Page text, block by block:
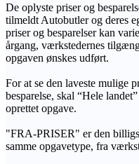
De oplyste priser og
tilmeldt Autobutler og deres
priser og besparelser kan
årgang, værkstedernes
opgaven ønskes udført.
For at se den laveste mulige
besparelse, skal “Hele
oprettet opgave.
"FRA-PRISER" er den
samme opgavetype, fra